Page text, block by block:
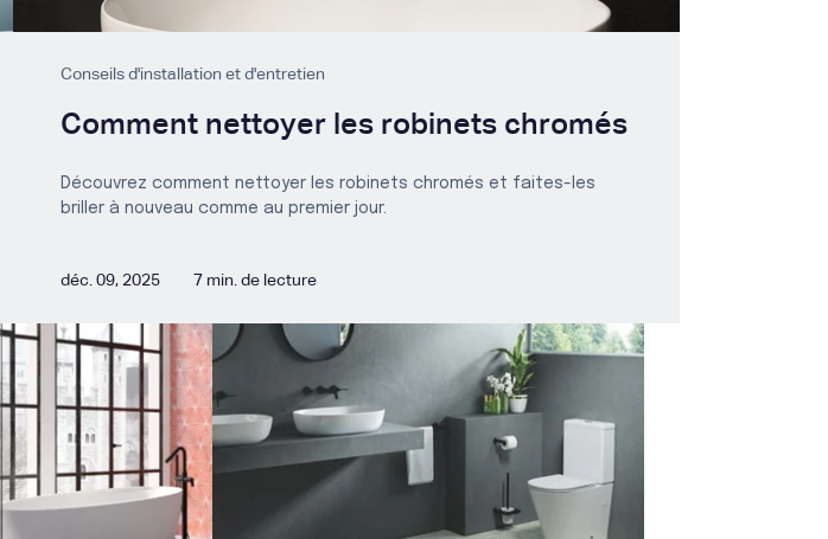
Conseils d'installation et d'entretien
Comment nettoyer les robinets chromés
Découvrez comment nettoyer les robinets chromés et faites-les
briller à nouveau comme au premier jour.
déc. 09, 2025 7 min. de lecture